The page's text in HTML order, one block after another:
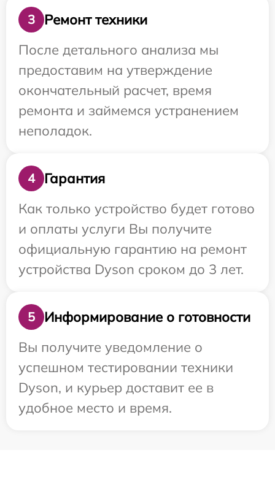
3
Ремонт техники
После детального анализа мы
предоставим на утверждение
окончательный расчет, время
ремонта и займемся устранением
неполадок.
4
Гарантия
Как только устройство будет готово
и оплаты услуги Вы получите
официальную гарантию на ремонт
устройства Dyson сроком до 3 лет.
5
Информирование о готовности
Вы получите уведомление о
успешном тестировании техники
Dyson, и курьер доставит ее в
удобное место и время.